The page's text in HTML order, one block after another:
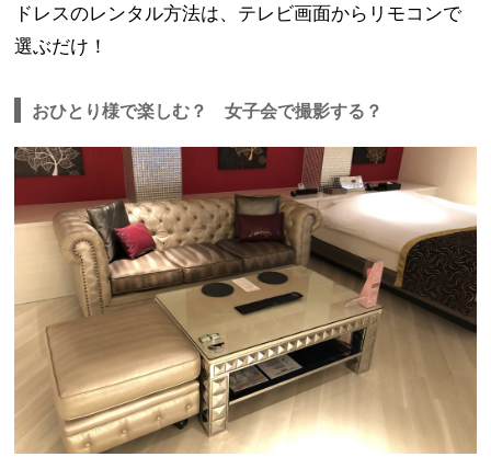
ドレスのレンタル方法は、テレビ画面からリモコンで
選ぶだけ！
おひとり様で楽しむ？ 女子会で撮影する？